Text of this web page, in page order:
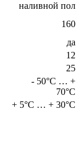
наливной пол
160
да
12
25
- 50°С … +
70°С
+ 5°С … + 30°С